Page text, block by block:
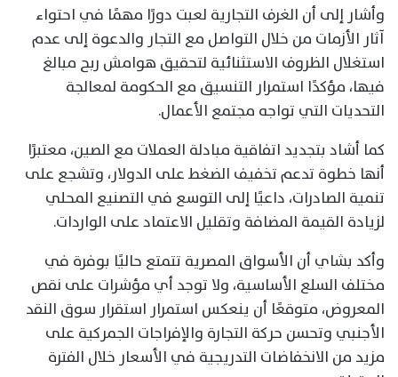
وأشار إلى أن الغرف التجارية لعبت دورًا مهمًا في احتواء
آثار الأزمات من خلال التواصل مع التجار والدعوة إلى عدم
استغلال الظروف الاستثنائية لتحقيق هوامش ربح مبالغ
فيها، مؤكدًا استمرار التنسيق مع الحكومة لمعالجة
التحديات التي تواجه مجتمع الأعمال.
كما أشاد بتجديد اتفاقية مبادلة العملات مع الصين، معتبرًا
أنها خطوة تدعم تخفيف الضغط على الدولار، وتشجع على
تنمية الصادرات، داعيًا إلى التوسع في التصنيع المحلي
لزيادة القيمة المضافة وتقليل الاعتماد على الواردات.
وأكد بشاي أن الأسواق المصرية تتمتع حاليًا بوفرة في
مختلف السلع الأساسية، ولا توجد أي مؤشرات على نقص
المعروض، متوقعًا أن ينعكس استمرار استقرار سوق النقد
الأجنبي وتحسن حركة التجارة والإفراجات الجمركية على
مزيد من الانخفاضات التدريجية في الأسعار خلال الفترة